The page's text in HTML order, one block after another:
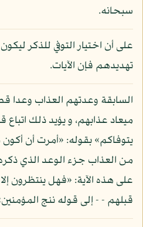
سبحانه.
على أن اختيار التوفي للذكر
تهديدهم فإن الآيات.
السابقة وعدتهم العذاب وعدا
ميعاد عذابهم، و يؤيد ذلك اتباع
يتوفاكم» بقوله: «أمرت أن
من العذاب جزء الوعد الذي ذكره
على هذه الآية: «فهل ينتظرون
قبلهم - - إلى قوله ننج